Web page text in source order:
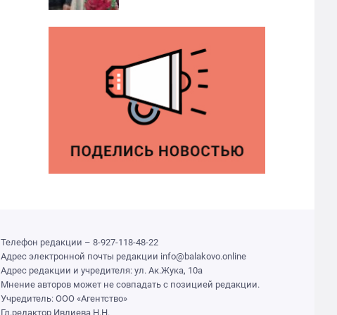
Телефон редакции – 8-927-118-48-22
Адрес электронной почты редакции info@balakovo.online
Адрес редакции и учредителя: ул. Ак.Жука, 10а
Мнение авторов может не совпадать с позицией редакции.
Учредитель: ООО «Агентство»
Гл.редактор Ивлиева Н.Н.